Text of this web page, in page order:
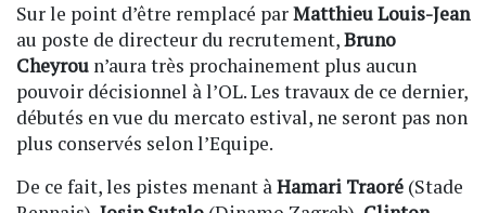
Sur le point d’être remplacé parMatthieu Louis-Jean
au poste de directeur du recrutement,Bruno
Cheyrou n’aura très prochainement plus aucun
pouvoir décisionnel à l’OL. Les travaux de ce dernier,
débutés en vue du mercato estival, ne seront pas non
plus conservés selon l’Equipe.
De ce fait, les pistes menant àHamari Traoré (Stade